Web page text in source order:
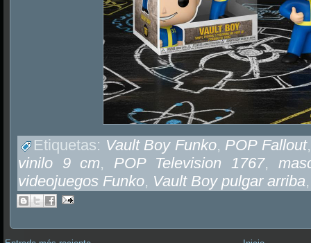
Etiquetas: Vault Boy Funko, POP Fallout
vinilo 9 cm, POP Television 1767,
videojuegos Funko, Vault Boy pulgar arriba